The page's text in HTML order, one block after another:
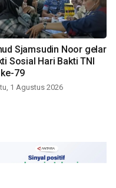
Sjamsudin Noor gelar
Sosial Hari Bakti TNI
79
1 Agustus 2026